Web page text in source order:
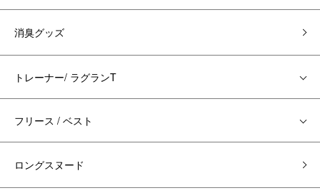
消臭グッズ
トレーナー/ ラグランT
フリース / ベスト
ロングスヌード